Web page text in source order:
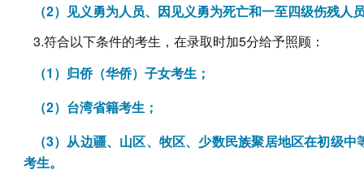
（2）见义勇为人员、因见义勇为死亡和一至四级伤残人
3.符合以下条件的考生，在录取时加5分给予照顾：
（1）归侨（华侨）子女考生；
（2）台湾省籍考生；
（3）从边疆、山区、牧区、少数民族聚居地区在初级
考生。